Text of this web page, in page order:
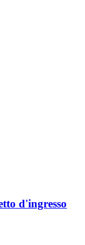
d'ingresso